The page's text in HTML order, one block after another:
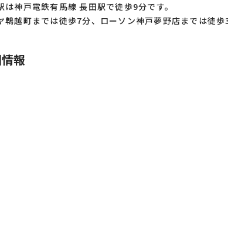
は神戸電鉄有馬線 長田駅で徒歩9分です。
鵯越町までは徒歩7分、ローソン神戸夢野店までは徒歩
報